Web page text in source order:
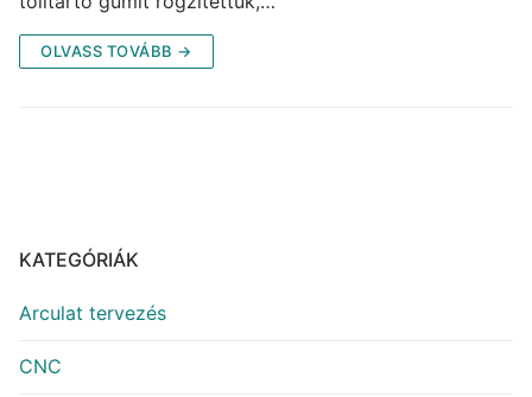
OLVASS TOVÁBB →
KATEGÓRIÁK
Arculat tervezés
CNC